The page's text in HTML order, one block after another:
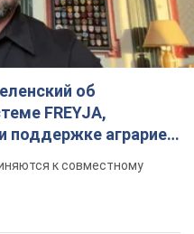
об
FREYJA,
поддержке аграриев.
к совместному